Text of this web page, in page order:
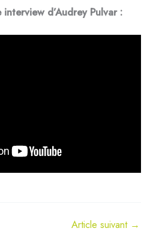
d’Audrey Pulvar :
Article suivant →